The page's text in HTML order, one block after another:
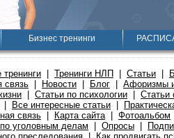
Бизнес тренинги
тренинги Тренинги НЛП Статьи
связь Новости Блог Афоризмы
Статьи по психологии Статьи
Все интересные статьи
связь Карта сайта| Фотоальбом
уголовным делам
Опросы